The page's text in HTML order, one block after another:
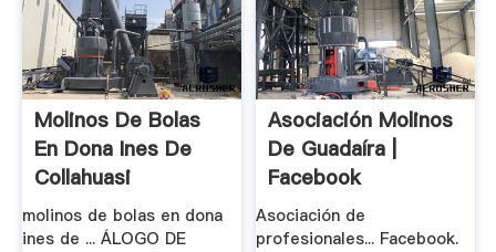
Molinos De Bolas
En Dona Ines De
Collahuasi
molinos de bolas en dona
ines de ... ÁLOGO DE
Asociación Molinos
De Guadaíra |
Facebook
Asociación de
profesionales... Facebook.